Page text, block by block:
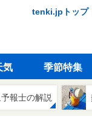
tenki.jpトップ｜
気 季節特集
報士の解説